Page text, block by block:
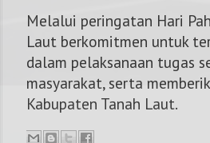
Melalui peringatan Hari
Laut berkomitmen untuk
dalam pelaksanaan tugas
masyarakat, serta
Kabupaten Tanah Laut.